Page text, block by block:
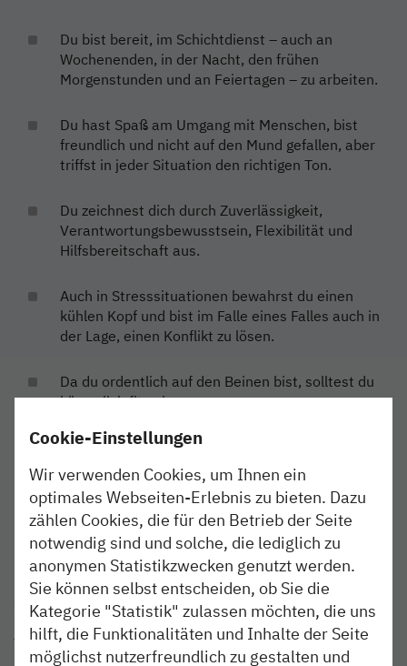
Du bist bereit, im Schichtdienst – auch an
Wochenenden, in der Nacht, den frühen
Morgenstunden und an Feiertagen – zu arbeiten.
Du hast Spaß am Umgang mit Menschen, bist
freundlich und nicht auf den Mund gefallen, aber
triffst in jeder Situation den richtigen Ton.
Du zeichnest dich durch Zuverlässigkeit,
Verantwortungsbewusstsein, Flexibilität und
Hilfsbereitschaft aus.
Auch in Stresssituationen bewahrst du einen
kühlen Kopf und bist im Falle eines Falles auch in
der Lage, einen Konflikt zu lösen.
Da du ordentlich auf den Beinen bist, solltest du
körperlich fit sein.
Die Qualifizierung findet in Vollzeit an
verschiedenen Standorten in Schleswig-Holstein
statt, wir setzen deshalb regionale
Reisebereitschaft voraus.
Unser Angebot
So läuft die Qualifizierung ab
In neun Wochen lernst du alles, was du für deine neue
Tätigkeit wissen musst. Kompakt und anschaulich. Die
Cookie-Einstellungen
Wir verwenden Cookies, um Ihnen ein
optimales Webseiten-Erlebnis zu bieten. Dazu
zählen Cookies, die für den Betrieb der Seite
notwendig sind und solche, die lediglich zu
anonymen Statistikzwecken genutzt werden.
Sie können selbst entscheiden, ob Sie die
Kategorie "Statistik" zulassen möchten, die uns
hilft, die Funktionalitäten und Inhalte der Seite
möglichst nutzerfreundlich zu gestalten und